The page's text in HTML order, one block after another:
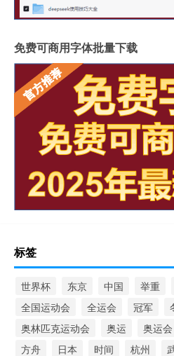
免费可商用字体批量下载
标签
世界杯 东京 中国 举重
全国运动会
全运会 冠军
奥林匹克运动会
奥运 奥运会
方舟
日本 时间 杭州